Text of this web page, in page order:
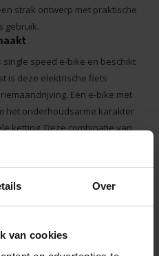
Over
van cookies
strak ontwerp met praktische
gebruik.
single speed e-bike en beschikt
is deze elektrische fiets
Een e-bike met
het onderhoudsarme karakter
ketting. Deze combinatie van
One overzichtelijk en
kiest voor een merk met een
en ritten in de stad. Het